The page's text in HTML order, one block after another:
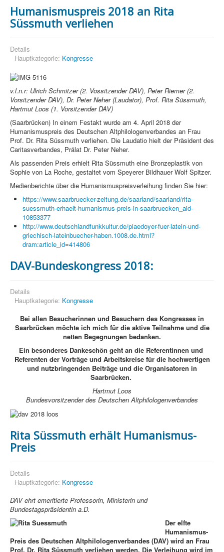
Humanismuspreis 2018 an Rita
Süssmuth verliehen
Details
Hauptkategorie: Kongresse
v.l.n.r: Ulrich Schmitzer (2. Vossitzender DAV), Peter Riemer (2.
Vorsitzender DAV), Dr. Peter Neher (Laudator), Prof. Rita Süssmuth,
Hartmut Loos (1. Vorsitzender DAV)
(Saarbrücken) In einem Festakt wurde am 4. April 2018 der
Humanismuspreis des Deutschen Altphilologenverbandes an Frau
Prof. Dr. Rita Süssmuth verliehen. Die Laudatio hielt der Präsident des
Caritasverbandes, Prälat Dr. Peter Neher.
Als passenden Preis erhielt Rita Süssmuth eine Bronzeplastik von
Sophie von La Roche, gestaltet vom Speyerer Bildhauer Wolf Spitzer.
Medienberichte über die Humanismuspreisverleihung finden Sie hier:
https://www.saarbruecker-zeitung.de/saarland/saarland/rita-
suessmuth-erhaelt-humanismus-preis-in-saarbruecken_aid-
10853377
http://www.deutschlandfunkkultur.de/plaedoyer-fuer-latein-und-
griechisch-lateinbuecher-haben.1008.de.html?
dram:article_id=414806
DAV-Bundeskongress 2018:
Details
Hauptkategorie: Kongresse
Bei allen Besucherinnen und Besuchern des Kongresses in
Saarbrücken möchte ich mich für die aktive Teilnahme und die
netten Begegnungen bedanken.
Ein besonderes Dankeschön geht an die Referentinnen und
Referenten der Vorträge und Arbeitskreise für die hochwertigen
und nutzbringenden Beiträge und die Organisatoren in
Saarbrücken.
Hartmut Loos
Bundesvorsitzender des Deutschen Altphilologenverbandes
Rita Süssmuth erhält Humanismus-
Preis
Details
Hauptkategorie: Kongresse
DAV ehrt emeritierte Professorin, Ministerin und
Bundestagspräsidentin a.D.
Der elfte
Humanismus-
Preis des Deutschen Altphilologenverbandes (DAV) wird an Frau
Prof. Dr. Rita Süssmuth verliehen werden. Die Verleihung wird im